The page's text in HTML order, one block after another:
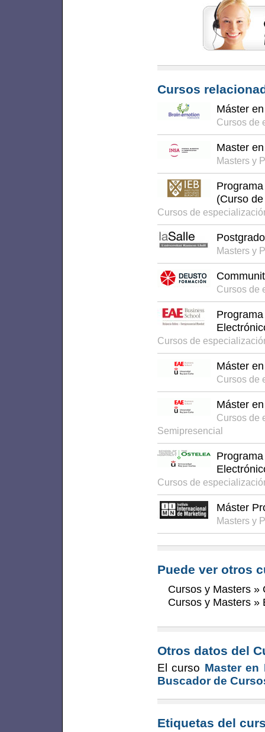
Cursos
Máster
Cursos de
Master
Masters y
(Curso
Cursos de
Masters y
Cursos de
Cursos de
Máster
Cursos de
Máster
Cursos de
Semipresencial
Cursos de
Máster
Masters y
Puede ver otros
Cursos y Masters »
Cursos y Masters »
Otros datos del
El curso Master en
Buscador de
Etiquetas del